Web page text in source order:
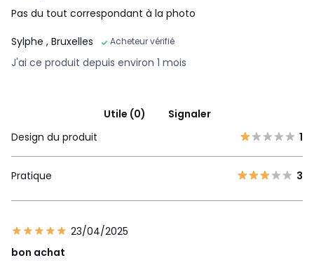
Pas du tout correspondant à la photo
Sylphe , Bruxelles Acheteur vérifié
J'ai ce produit depuis environ 1 mois
Utile (0)
Signaler
Design du produit
1
Pratique 3
23/04/2025
bon achat